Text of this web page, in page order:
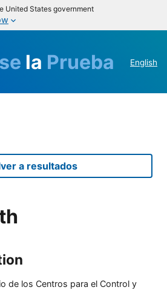
United States government
la Prueba English
a resultados
de los Centros para el Control y